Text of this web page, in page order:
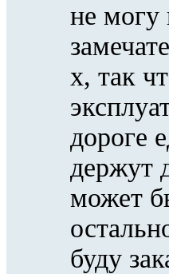
не могу
х, так
дороге
держут
может
буду